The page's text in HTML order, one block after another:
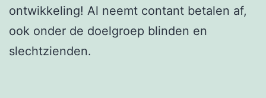
ontwikkeling! Al neemt contant betalen af,
ook onder de doelgroep blinden en
slechtzienden.